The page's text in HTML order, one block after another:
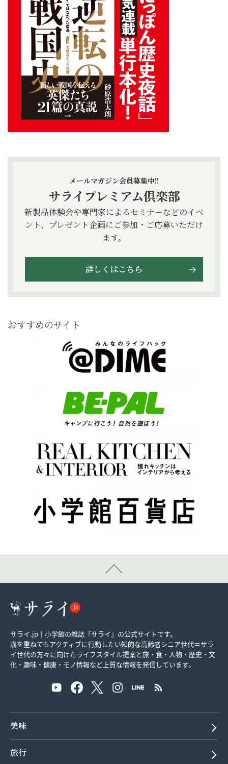
メールマガジン会員募集中!!
サライプレミアム倶楽部
新製品体験会や専門家によるセミナーなどのイベ
ント、プレゼント企画にご参加・ご応募いただけ
ます。
詳しくはこちら
おすすめのサイト
サライ.jp｜小学館の雑誌『サライ』の公式サイトです。
歳を重ねてもアクティブに行動したい知的な高齢者シニア世代＝サラ
イ世代の方々に向けたライフスタイル提案と旅・食・人物・歴史・文
化・趣味・健康・モノ情報など上質な情報を発信しています。
美味
旅行